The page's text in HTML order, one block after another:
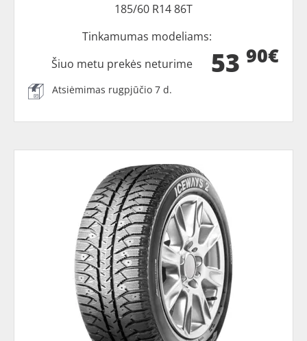
185/60 R14 86T
Tinkamumas modeliams:
53 90€
Šiuo metu prekės neturime
Atsiėmimas rugpjūčio 7 d.